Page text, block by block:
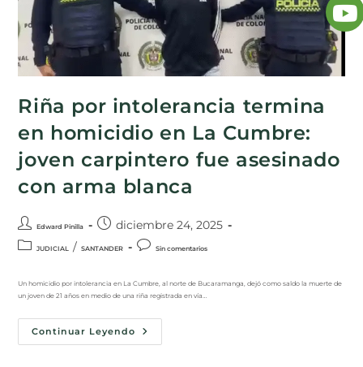
Riña por intolerancia termina
en homicidio en La Cumbre:
joven carpintero fue asesinado
con arma blanca
Edward Pinilla diciembre 24, 2025
JUDICIAL / SANTANDER Sin comentarios
Un homicidio por intolerancia en La Cumbre, al norte de Bucaramanga, dejó como saldo la muerte de
un joven de 21 años en medio de una riña registrada en vía…
Continuar Leyendo